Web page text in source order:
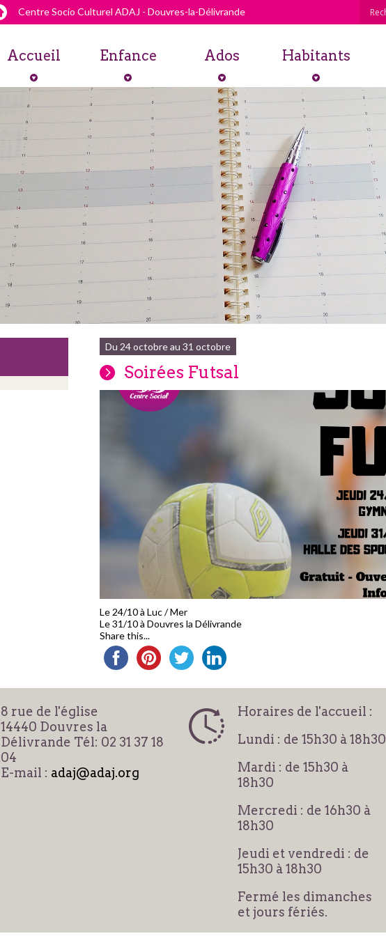
Centre Socio Culturel ADAJ - Douvres-la-Délivrande
Accueil Enfance Ados Habitants
Du 24 octobre au 31 octobre
Soirées Futsal
Le 24/10 à Luc / Mer
Le 31/10 à Douvres la Délivrande
Share this...
8 rue de l'église
14440 Douvres la
Délivrande Tél: 02 31 37 18
04
E-mail : adaj@adaj.org
Horaires de l'accueil :
Lundi : de 15h30 à 18h30
Mardi : de 15h30 à
18h30
Mercredi : de 16h30 à
18h30
Jeudi et vendredi : de
15h30 à 18h30
Fermé les dimanches
et jours fériés.